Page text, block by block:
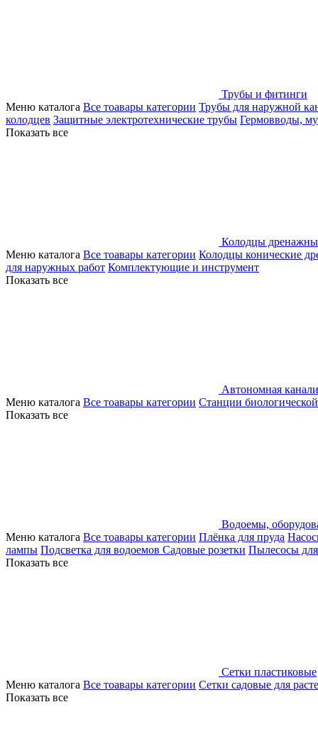
Трубы и фитинги
Меню каталога Все тоавары категории Трубы для наружной
колодцев Защитные электротехнические трубы Гермовводы,
Показать все
Колодцы
Меню каталога Все тоавары категории Колодцы конические
для наружных работ Комплектующие и инструмент
Показать все
Автономная
Меню каталога Все тоавары категории Станции
Показать все
Водоемы,
Меню каталога Все тоавары категории Плёнка для пруда
лампы Подсветка для водоемов Садовые розетки Пылесосы
Показать все
Сетки пластиковые
Меню каталога Все тоавары категории Сетки садовые для
Показать все